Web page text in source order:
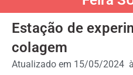
Estação de
colagem
Atualizado em 15/05/2024